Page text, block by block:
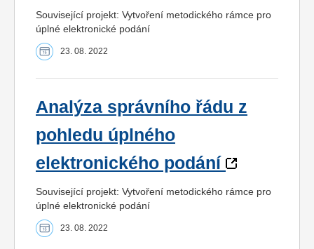
Související projekt: Vytvoření metodického rámce pro
úplné elektronické podání
23. 08. 2022
Analýza správního řádu z
pohledu úplného
elektronického podání
Související projekt: Vytvoření metodického rámce pro
úplné elektronické podání
23. 08. 2022